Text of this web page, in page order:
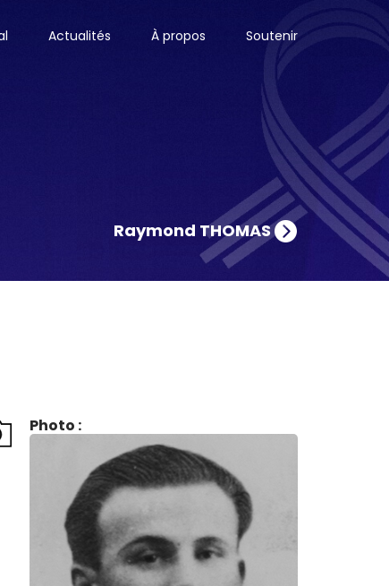
Actualités À propos Soutenir
Raymond THOMAS
Photo :